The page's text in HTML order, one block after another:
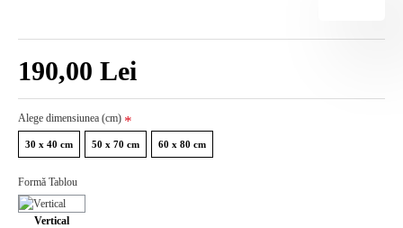
190,00 Lei
Alege dimensiunea (cm)
30 x 40 cm 50 x 70 cm 60 x 80 cm
Formă Tablou
Vertical